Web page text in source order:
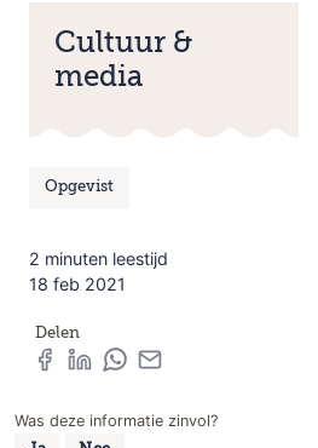
Cultuur &
media
Opgevist
2 minuten leestijd
18 feb 2021
Delen
Was deze informatie zinvol?